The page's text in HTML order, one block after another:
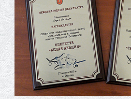
Результати конкурсу
09.06.2026
Вітаємо Ірину
народженням